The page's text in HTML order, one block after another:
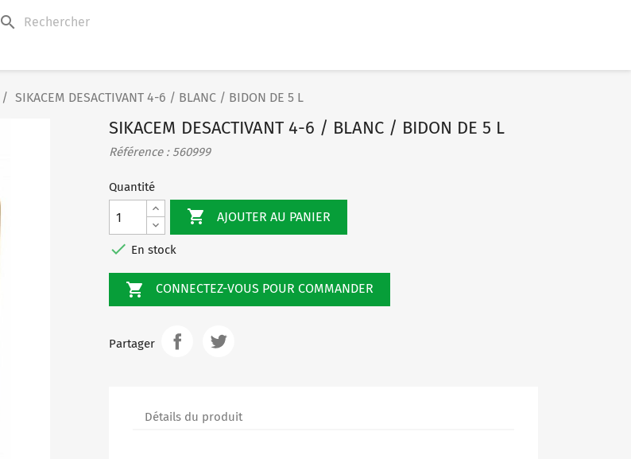
search
SIKACEM DESACTIVANT 4-6 / BLANC / BIDON DE 5 L
SIKACEM DESACTIVANT 4-6 / BLANC / BIDON DE 5 L
Référence : 560999
Quantité
 AJOUTER AU PANIER
 En stock
 CONNECTEZ-VOUS POUR COMMANDER
Partager
Détails du produit